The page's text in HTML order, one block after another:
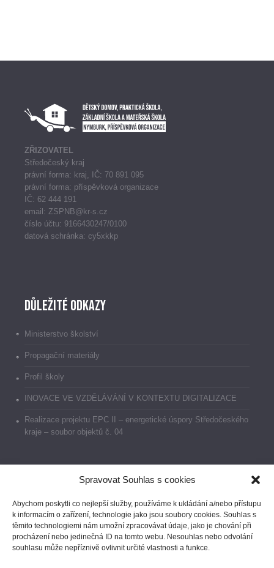
Spravovat Souhlas s cookies
Abychom poskytli co nejlepší služby, používáme k ukládání a/nebo přístupu
k informacím o zařízení, technologie jako jsou soubory cookies. Souhlas s
těmito technologiemi nám umožní zpracovávat údaje, jako je chování při
procházení nebo jedinečná ID na tomto webu. Nesouhlas nebo odvolání
souhlasu může nepříznivě ovlivnit určité vlastnosti a funkce.
ZŘIZOVATEL
Středočeský kraj
právní forma: kraj, IČ: 70 891 095
právní forma: příspěvková organizace
IČ: 62 444 191
email: ZSPNB@kr-s.cz
číslo účtu: 9166430247/0100
datová schránka: cy5xkkp
Důležité odkazy
Ministerstvo školství
Propagační materiály
Profil školy
INOVACE VE VZDĚLÁVÁNÍ V KONTEXTU DIGITALIZACE
Realizace projektu EPC II – energetické úspory Středočeského
kraje – soubor objektů č. 04
Prohlášení o přístupnosti
GDPR